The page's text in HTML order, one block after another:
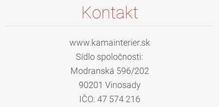
Kontakt
www.kamainterier.sk
Sídlo spoločnosti:
Modranská 596/202
90201 Vinosady
IČO: 47 574 216